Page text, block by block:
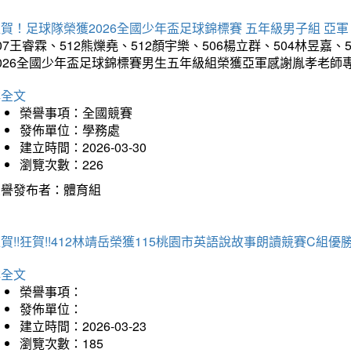
！足球隊榮獲2026全國少年盃足球錦標賽 五年級男子組 亞軍
王睿霖、512熊爍堯、512顏宇樂、506楊立群、504林昱嘉
全國少年盃足球錦標賽男生五年級組榮獲亞軍感謝胤孝老師
文
榮譽事項：全國競賽
發佈單位：學務處
建立時間：2026-03-30
瀏覽次數：226
發布者：體育組
!!狂賀!!412林靖岳榮獲115桃園市英語說故事朗讀競賽C組優
文
榮譽事項：
發佈單位：
建立時間：2026-03-23
瀏覽次數：185